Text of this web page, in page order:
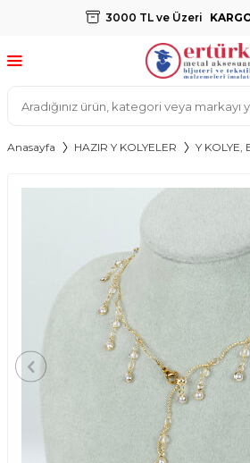
3000 TL ve Üzeri
Anasayfa HAZIR Y KOLYELER Y KOLYE,